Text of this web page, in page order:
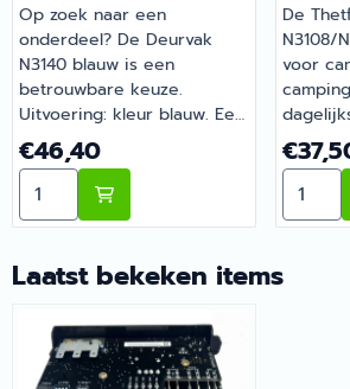
Op zoek naar een
onderdeel? De Deurvak
N3140 blauw is een
betrouwbare keuze.
Uitvoering: kleur blauw. Een
slimme aanvulling op de
uitrusting van je camper of
caravan. Bestel dit
onderdeel eenvoudig online
recreatiespecialist.
Prijs: 46,40
€46,40
Aantal kiezen voor Deurvak N3140
De
N3108/
voor
Bij
Prijs:
Aantal
Laatst bekeken items